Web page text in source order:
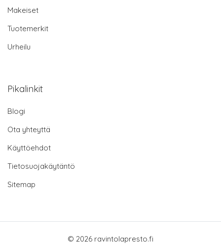
Makeiset
Tuotemerkit
Urheilu
Pikalinkit
Blogi
Ota yhteyttä
Käyttöehdot
Tietosuojakäytäntö
Sitemap
© 2026 ravintolapresto.fi